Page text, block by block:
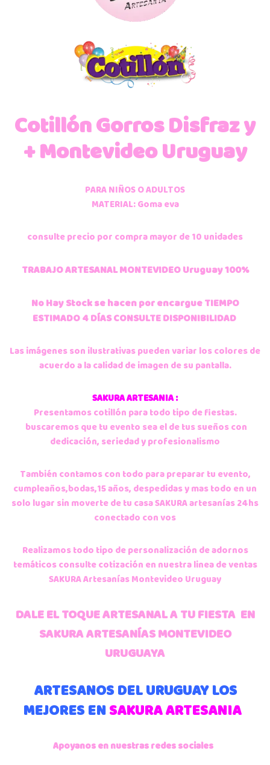
CotillónGorros Disfraz y
+ Montevideo Uruguay
PARA NIÑOS O ADULTOS
MATERIAL: Goma eva
consulte precio por compra mayor de 10 unidades
TRABAJO ARTESANAL MONTEVIDEO Uruguay 100%
No Hay Stock se hacen por encargueTIEMPO
ESTIMADO 4 DÍAS CONSULTE DISPONIBILIDAD
Las imágenes son ilustrativas pueden variar los colores de
acuerdo a la calidad de imagen de su pantalla.
SAKURA ARTESANIA :
Presentamos cotillón para todo tipo de fiestas.
buscaremos que tu evento sea el de tus sueños con
dedicación, seriedad y profesionalismo
También contamos con todo para preparar tu evento,
cumpleaños,bodas,15 años, despedidas y mas todo en un
solo lugar sin moverte de tu casa SAKURA artesanías 24hs
conectado con vos
Realizamos todo tipo de personalización de adornos
temáticos consulte cotización en nuestra linea de ventas
SAKURA Artesanías Montevideo Uruguay
DALE EL TOQUE ARTESANAL A TU FIESTA EN
SAKURA ARTESANÍAS MONTEVIDEO
URUGUAYA
ARTESANOS DEL URUGUAY LOS
MEJORES ENSAKURA ARTESANIA
Apoyanos en nuestras redes sociales